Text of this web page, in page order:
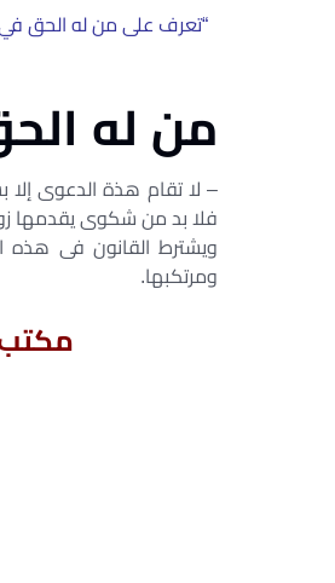
“تعرف على من له الحق في
من له
– لا تقام هذة الدعوى إلا
فلا بد من شكوى يقدمها
ومرتكبها.
مكتب